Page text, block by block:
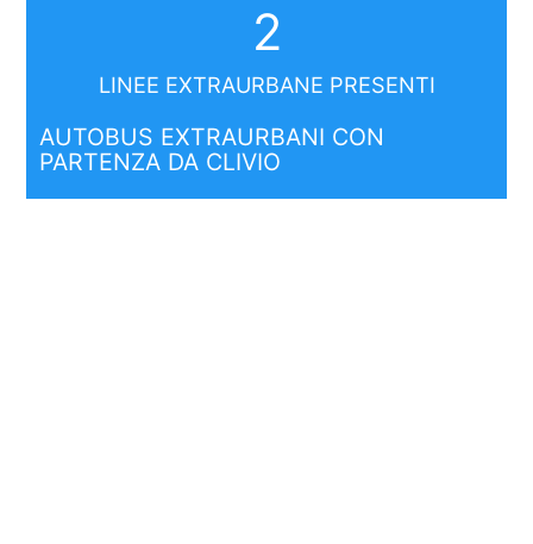
2
LINEE EXTRAURBANE PRESENTI
AUTOBUS EXTRAURBANI CON
PARTENZA DA CLIVIO